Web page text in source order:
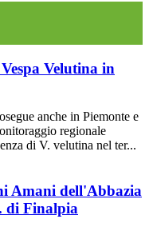
Velutina in
anche in Piemonte e
regionale
di V. velutina nel ter...
Amani dell'Abbazia
di Finalpia